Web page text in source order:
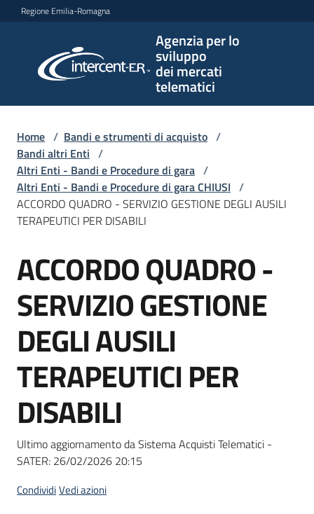
Vai al contenuto
Vai alla navigazione
Vai al footer
Regione Emilia-Romagna
Agenzia per lo
sviluppo
dei mercati
telematici
per lo
sviluppo
telematici
L'Agenzia
Bandi
e
di
Supporto
telematiche
Home / Bandi e strumenti di acquisto /
Bandi altri Enti /
Altri Enti - Bandi e Procedure di gara /
Altri Enti - Bandi e Procedure di gara CHIUSI /
ACCORDO QUADRO - SERVIZIO GESTIONE DEGLI AUSILI
TERAPEUTICI PER DISABILI
Salta al contenuto
ACCORDO QUADRO -
SERVIZIO GESTIONE
DEGLI AUSILI
TERAPEUTICI PER
DISABILI
Ultimo aggiornamento da Sistema Acquisti Telematici -
SATER: 26/02/2026 20:15
CondividiVedi azioni